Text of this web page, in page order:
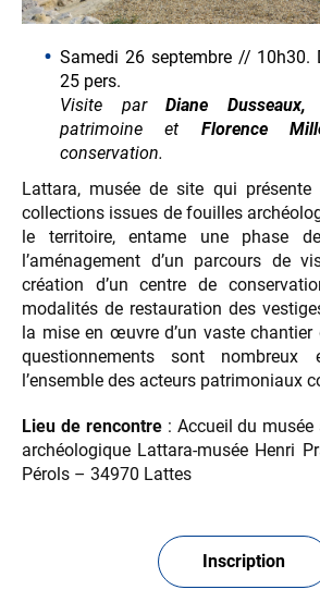
Samedi 26 septembre // 10h30.
25 pers.
Visite parDiane
patrimoine et Florence
conservation.
Lattara, musée de site qui présente
collections issues de fouilles
le territoire, entame une phase
l’aménagement d’un parcours de
création d’un centre de
modalités de restauration des
la mise en œuvre d’un vaste chantier
questionnements sont nombreux
l’ensemble des acteurs patrimoniaux
Lieu de rencontre : Accueil du
archéologique Lattara-musée Henri
Pérols – 34970 Lattes
Inscription